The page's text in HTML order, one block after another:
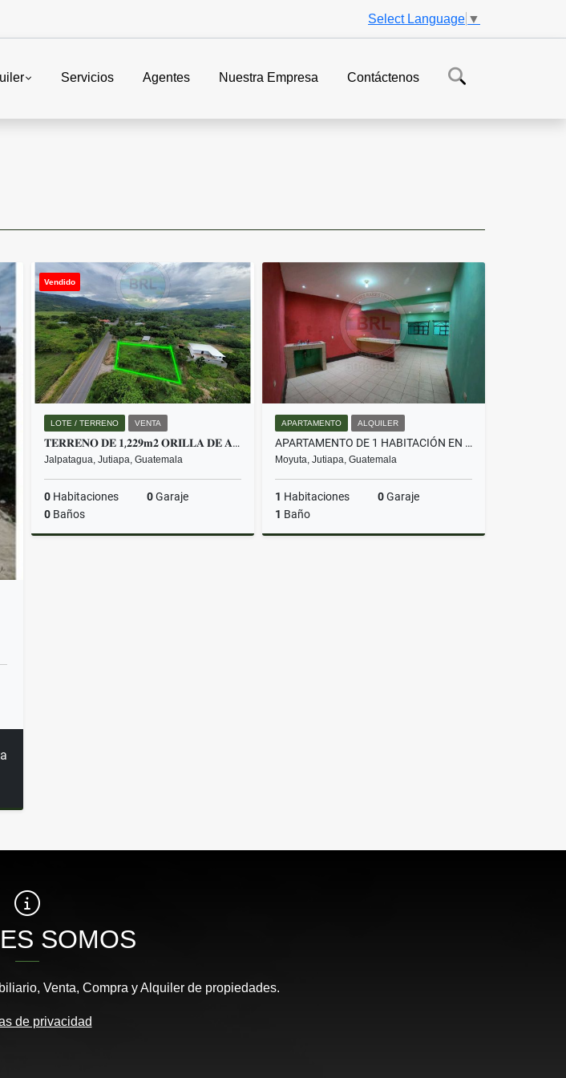
Select Language ▼
Servicios Agentes Nuestra Empresa Contáctenos
Vendido
LOTE / TERRENO VENTA
𝐓𝐄𝐑𝐑𝐄𝐍𝐎 𝐃𝐄 𝟏,𝟐𝟐𝟗𝐦𝟐 𝐎𝐑𝐈𝐋𝐋𝐀 𝐃𝐄 𝐀𝐒𝐅𝐀𝐋𝐓𝐎
Jalpatagua, Jutiapa, Guatemala
0 Habitaciones 0Garaje
0 Baños
APARTAMENTO ALQUILER
APARTAMENTO DE 1 HABITACIÓN EN ALQUILER – MOYUTA, JUTIAPA
Moyuta, Jutiapa, Guatemala
1 Habitaciones 0Garaje
1 Baño
SOMOS
Venta, Compra y Alquiler de propiedades.
de privacidad